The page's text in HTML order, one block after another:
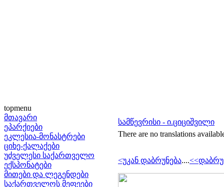
topmenu
მთავარი
ეპარქიები
ეკლესია-მონასტრები
ციხე-ქალაქები
უძველესი საქართველო
ექსპონატები
მითები და ლეგენდები
საქართველოს მეფეები
სამწევრისი - ი.ციციშვილი
There are no translations
<უკან დაბრუნება....